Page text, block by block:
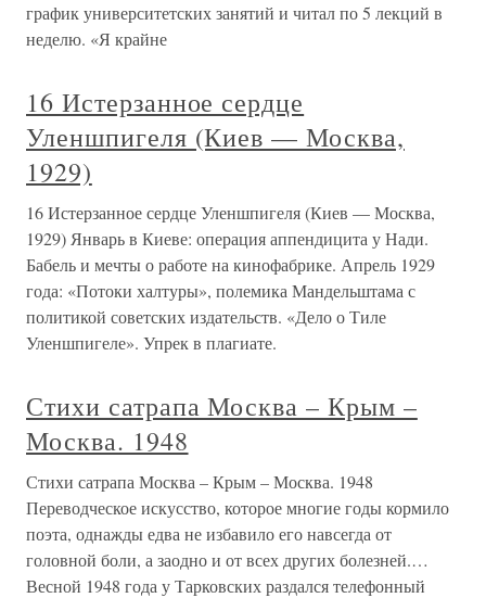
график университетских занятий и читал по 5 лекций в
неделю. «Я крайне
16 Истерзанное сердце
Уленшпигеля (Киев — Москва,
1929)
16 Истерзанное сердце Уленшпигеля (Киев — Москва,
1929) Январь в Киеве: операция аппендицита у Нади.
Бабель и мечты о работе на кинофабрике. Апрель 1929
года: «Потоки халтуры», полемика Мандельштама с
политикой советских издательств. «Дело о Тиле
Уленшпигеле». Упрек в плагиате.
Стихи сатрапа Москва – Крым –
Москва. 1948
Стихи сатрапа Москва – Крым – Москва. 1948
Переводческое искусство, которое многие годы кормило
поэта, однажды едва не избавило его навсегда от
головной боли, а заодно и от всех других болезней.…
Весной 1948 года у Тарковских раздался телефонный